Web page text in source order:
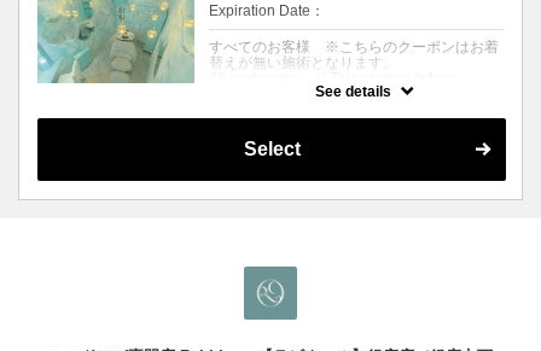
Expiration Date：
すべてのお客様 ※こちらのクーポンはお着
替えが無い施術となります。
treatment without a change of clothes.
〈全身リセットしたい方〉温冷浴とクリーム
甲骨・デコルテを指圧でマッサージ。目or耳
マッサージに加え、頭皮・髪の究極ケア。ド
body〉This massage includes a warm/cold
bath, a slow scalp massage with cream, and
an acupressure massage of the neck,
shoulders, shoulder blades, and décolleté.
See details
Select